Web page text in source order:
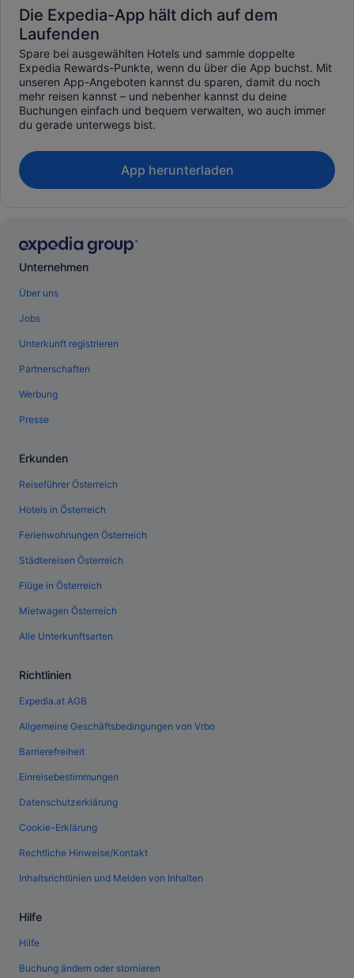
Die Expedia-App hält dich auf dem
Laufenden
Spare bei ausgewählten Hotels und sammle doppelte
Expedia Rewards-Punkte, wenn du über die App buchst. Mit
unseren App-Angeboten kannst du sparen, damit du noch
mehr reisen kannst – und nebenher kannst du deine
Buchungen einfach und bequem verwalten, wo auch immer
du gerade unterwegs bist.
App herunterladen
Unternehmen
Über uns
Jobs
Unterkunft registrieren
Partnerschaften
Werbung
Presse
Erkunden
Reiseführer Österreich
Hotels in Österreich
Ferienwohnungen Österreich
Städtereisen Österreich
Flüge in Österreich
Mietwagen Österreich
Alle Unterkunftsarten
Richtlinien
Expedia.at AGB
Allgemeine Geschäftsbedingungen von Vrbo
Barrierefreiheit
Einreisebestimmungen
Datenschutzerklärung
Cookie-Erklärung
Rechtliche Hinweise/Kontakt
Inhaltsrichtlinien und Melden von Inhalten
Hilfe
Hilfe
Buchung ändern oder stornieren